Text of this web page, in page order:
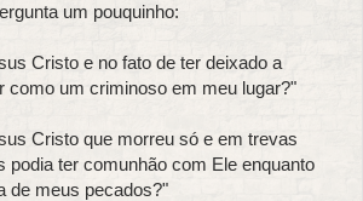
um pouquinho:
Cristo e no fato de ter deixado a
como um criminoso em meu lugar?"
Cristo que morreu só e em trevas
podia ter comunhão com Ele enquanto
de meus pecados?"